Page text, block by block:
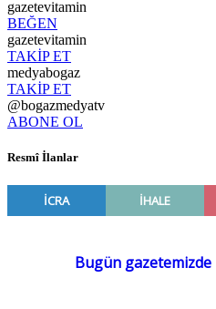
gazetevitamin
BEĞEN
gazetevitamin
TAKİP ET
medyabogaz
TAKİP ET
@bogazmedyatv
ABONE OL
Resmî İlanlar